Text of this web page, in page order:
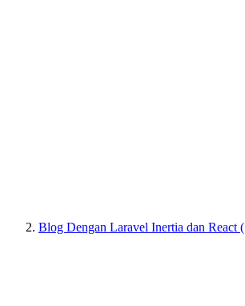
Blog Dengan Laravel Inertia dan React